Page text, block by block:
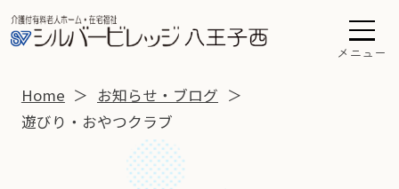
メニュー
Home
お知らせ・ブログ
遊びり・おやつクラブ